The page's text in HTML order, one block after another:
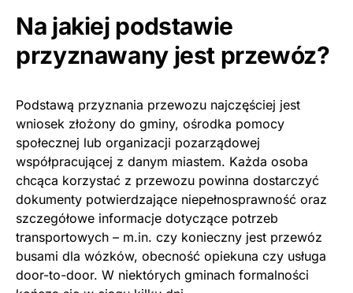
Na jakiej podstawie
przyznawany jest przewóz?
Podstawą przyznania przewozu najczęściej jest
wniosek złożony do gminy, ośrodka pomocy
społecznej lub organizacji pozarządowej
współpracującej z danym miastem. Każda osoba
chcąca korzystać z przewozu powinna dostarczyć
dokumenty potwierdzające niepełnosprawność oraz
szczegółowe informacje dotyczące potrzeb
transportowych – m.in. czy konieczny jest przewóz
busami dla wózków, obecność opiekuna czy usługa
door-to-door. W niektórych gminach formalności